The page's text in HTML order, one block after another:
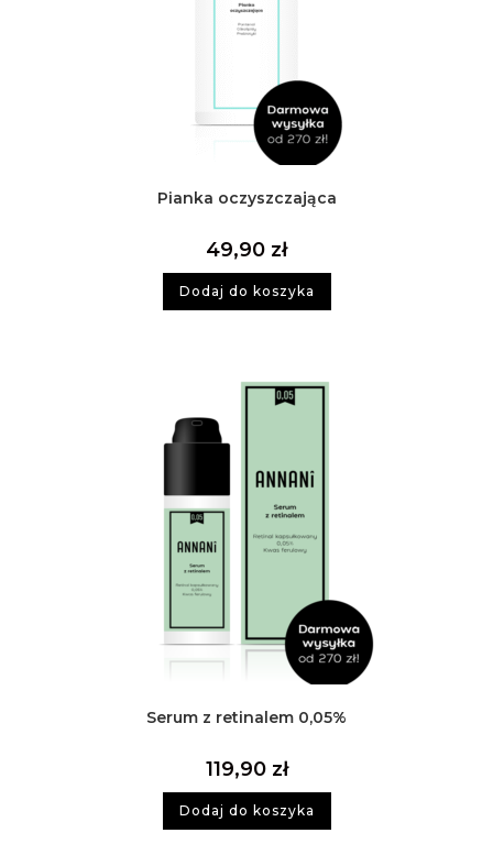
Pianka oczyszczająca
49,90 zł
Dodaj do koszyka
Serum z retinalem 0,05%
119,90 zł
Dodaj do koszyka